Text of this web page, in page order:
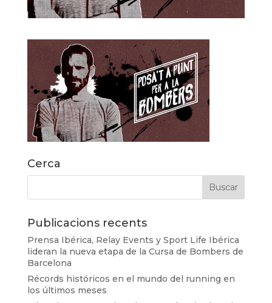
Cerca
Publicacions recents
Prensa Ibérica, Relay Events y Sport Life Ibérica
lideran la nueva etapa de la Cursa de Bombers de
Barcelona
Récords históricos en el mundo del running en
los últimos meses